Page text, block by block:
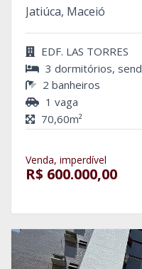
Jatiúca, Maceió
EDF. LAS TORRES
3 dormitórios,
2 banheiros
1 vaga
70,60m²
Venda, imperdível
R$ 600.000,00